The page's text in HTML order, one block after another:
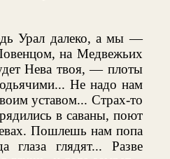
Урал далеко, а мы —
на Медвежьих
Нева твоя, — плоты
Не надо нам
уставом... Страх-то
в саваны, поют
Пошлешь нам попа
глядят... Разве